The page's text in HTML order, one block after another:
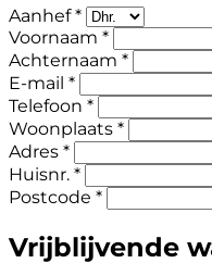
Aanhef *
Voornaam *
Achternaam *
E-mail *
Telefoon *
Woonplaats *
Adres *
Huisnr. *
Postcode *
Vrijblijvende